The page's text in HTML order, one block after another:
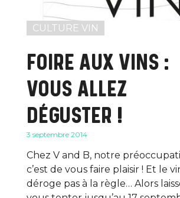
CULTURE VIN
FOIRE AUX VINS :
VOUS ALLEZ
DÉGUSTER !
3 septembre 2014
Chez V and B, notre
c’est de vous faire plaisir ! Et le
déroge pas à la règle… Alors